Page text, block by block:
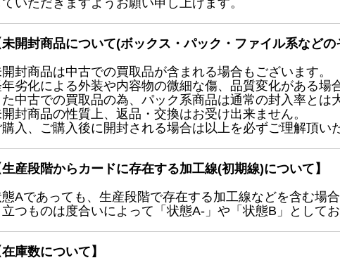
ていただきますようお願い申し上げます。
未開封商品について(ボックス・パック・ファイル系などの
封商品は中古での買取品が含まれる場合もございます。
劣化による外装や内容物の微細な傷、品質変化がある場
た中古での買取品の為、パック系商品は通常の封入率とは
封商品の性質上、返品・交換はお受け出来ません。
購入、ご購入後に開封される場合は以上を必ずご理解頂い
生産段階からカードに存在する加工線(初期線)について】
Aであっても、生産段階で存在する加工線などを含む場
立つものは度合いによって「状態A-」や「状態B」としてお
在庫数について】